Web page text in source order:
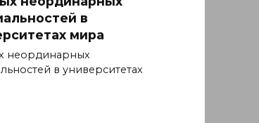
в
мира
неординарных
в университетах